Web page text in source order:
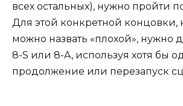
всех остальных), нужно пройти
Для этой конкретной концовки,
можно назвать «плохой», нужно
8-S или 8-A, используя хотя бы
продолжение или перезапуск